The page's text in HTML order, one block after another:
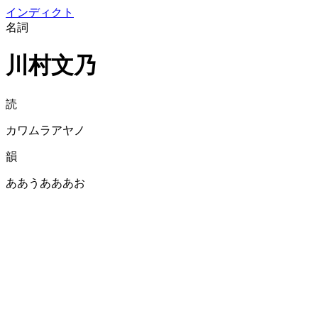
インディクト
名詞
川村文乃
読
カワムラアヤノ
韻
ああうあああお